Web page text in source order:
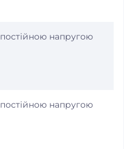
постійною напругою
постійною напругою